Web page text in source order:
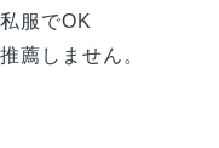
服でOK
薦しません。